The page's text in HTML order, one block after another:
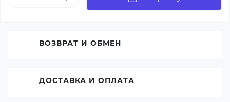
ВОЗВРАТ И ОБМЕН
ДОСТАВКА И ОПЛАТА